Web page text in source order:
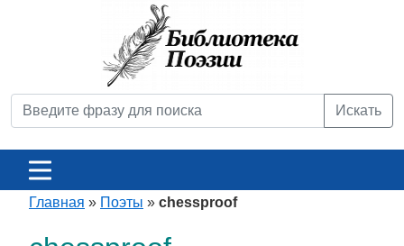
Искать
Главная » Поэты » chessproof